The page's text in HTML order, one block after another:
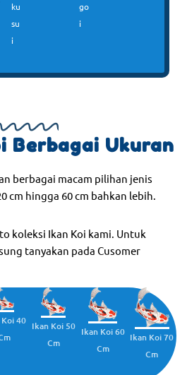
ku
su
i
go
i
Berbagai Ukuran
berbagai macam pilihan jenis
cm hingga 60 cm bahkan lebih.
koleksi Ikan Koi kami. Untuk
tanyakan pada Cusomer
40 Ikan Koi 50
Cm
Ikan Koi 60
Cm
Ikan Koi 70
Cm